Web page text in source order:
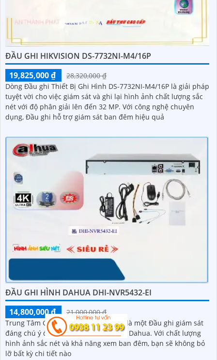
ĐẦU GHI HIKVISION DS-7732NI-M4/16P
19,825,000 ₫
28,320,000 ₫
Dòng Đầu ghi Thiết Bị Ghi Hình DS-7732NI-M4/16P là giải pháp
tuyệt vời cho việc giám sát và ghi lại hình ảnh chất lượng sắc
nét với độ phân giải lên đến 32 MP. Với công nghệ chuyên
dụng, Đầu ghi hỗ trợ giám sát ban đêm hiệu quả
ĐẦU GHI HÌNH DAHUA DHI-NVR5432-EI
14,800,000 ₫
21,000,000 ₫
Trung Tâm Ghi Hình DHI-NVR5432-EI là một Đầu ghi giám sát
đáng chú ý đến từ thương hiệu uy tín Dahua. Với chất lượng
hình ảnh sắc nét và khả năng xem ban đêm, bạn sẽ không bỏ
lỡ bất kỳ chi tiết nào